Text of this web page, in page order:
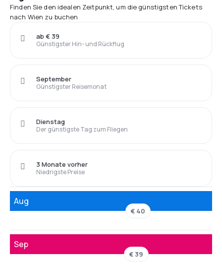
Finden Sie den idealen Zeitpunkt, um die günstigsten Tickets
nach Wien zu buchen
Günstigster Hin- und Rückflug
ab € 39
Günstigster Reisemonat
September
Der günstigste Tag zum Fliegen
Dienstag
Niedrigste Preise
3 Monate vorher
Aug
€ 40
Sep
€ 39